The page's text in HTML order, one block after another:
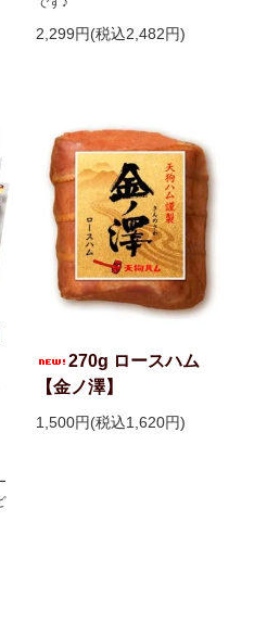
2,299円(税込2,482円)
270g ロースハム
【金ノ澤】
1,500円(税込1,620円)